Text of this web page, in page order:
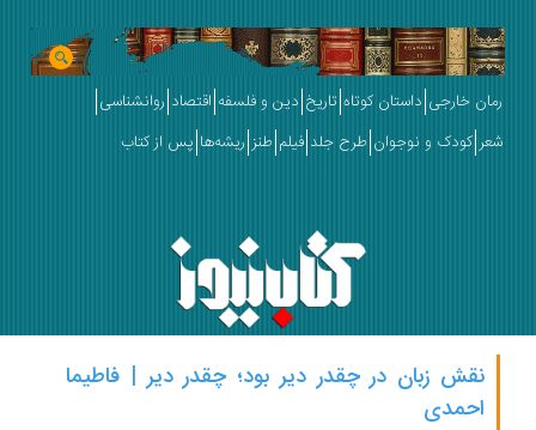
خارجی داستان کوتاه تاریخ دین و فلسفه اقتصاد روانشناسی
کودک و نوجوان طرح جلد فیلم طنز ریشه‌ها پس از کتاب
نقش زبان در چقدر دیر بود؛ چقدر دیر | فاطیما
احمدی